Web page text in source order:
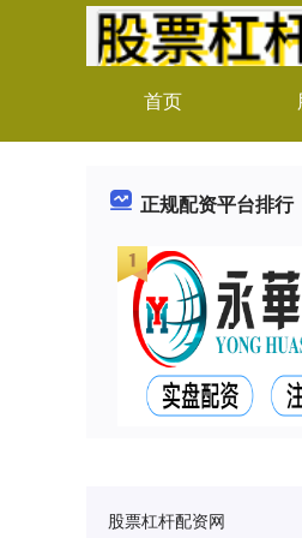
首页
正规配资平台排行
股票杠杆配资网